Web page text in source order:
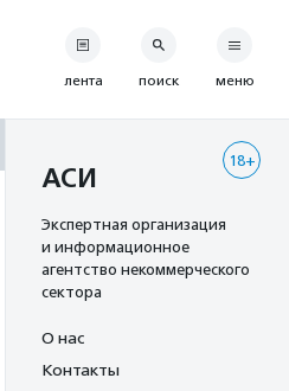
лента поиск меню
18+
АСИ
Экспертная организация
и информационное
агентство некоммерческого
сектора
О нас
Контакты